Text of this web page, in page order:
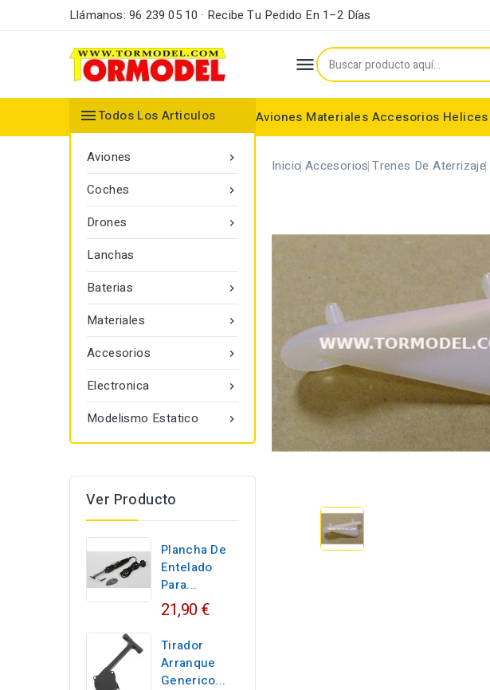
Llámanos: 96 239 05 10 · Recibe Tu Pedido En 1–2 Días

Aviones Materiales Accesorios Helices
Todos Los Articulos

Aviones

Coches

Drones
Lanchas

Baterias

Materiales

Accesorios

Electronica

Modelismo Estatico
Ver Producto
Plancha De
Entelado
Para...
21,90 €
Tirador
Arranque
Generico...
Inicio Accesorios Trenes De Aterrizaje